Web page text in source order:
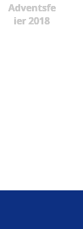
Adventsfe
ier 2018